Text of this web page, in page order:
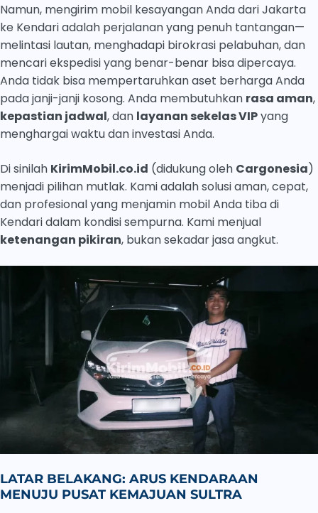
Namun, mengirim mobil kesayangan Anda dari Jakarta
ke Kendari adalah perjalanan yang penuh tantangan—
melintasi lautan, menghadapi birokrasi pelabuhan, dan
mencari ekspedisi yang benar-benar bisa dipercaya.
Anda tidak bisa mempertaruhkan aset berharga Anda
pada janji-janji kosong. Anda membutuhkan rasa aman,
kepastian jadwal, dan layanan sekelas VIPyang
menghargai waktu dan investasi Anda.
Di sinilah KirimMobil.co.id (didukung oleh Cargonesia)
menjadi pilihan mutlak. Kami adalah solusi aman, cepat,
dan profesional yang menjamin mobil Anda tiba di
Kendari dalam kondisi sempurna. Kami menjual
ketenangan pikiran, bukan sekadar jasa angkut.
LATAR BELAKANG: ARUS KENDARAAN
MENUJU PUSAT KEMAJUAN SULTRA